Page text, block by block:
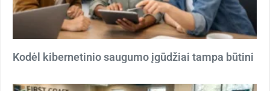
Kodėl kibernetinio saugumo įgūdžiai tampa būtini